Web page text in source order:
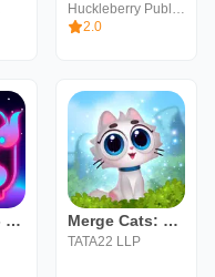
Huckleberry Publishing
2.0
Cat Heroes - Merge Defense Merge Cats: Игры про котиков!
TATA22 LLP